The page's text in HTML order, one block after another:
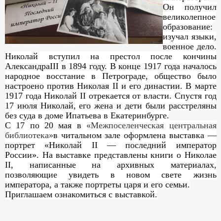
Он получил
великолепное
образование:
изучал языки,
военное дело.
Николай вступил на престол после кончины
АлександраIII в 1894 году. В конце 1917 года началось
народное восстание в Петрограде, общество было
настроено против Николая II и его династии. В марте
1917 года Николай II отрекается от власти. Спустя год
17 июля Николай, его жена и дети были расстреляны
без суда в доме Ипатьева в Екатеринбурге.
С 17 по 20 мая в «Межпоселенческая центральная
библиотека»в читальном зале оформлена выставка —
портрет «Николай II— последний император
России». На выставке представлены книги о Николае
II, написанные на архивных материалах,
позволяющие увидеть в новом свете жизнь
императора, а также портреты царя и его семьи.
Приглашаем ознакомиться с выставкой.